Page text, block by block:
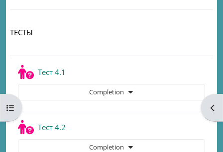
Open course index
ТЕСТЫ
Тест 4.1
Completion
Тест 4.2
Completion